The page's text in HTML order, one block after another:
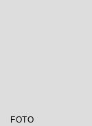
FOTO